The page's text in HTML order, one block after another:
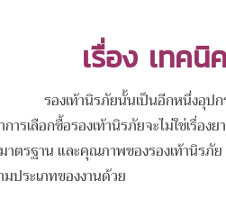
เรื่อง เทคนิ
รองเท้านิรภัยนั้นเป็นอีกหนึ่งอุปกร
ารเลือกซื้อรองเท้านิรภัยจะไม่ใช่เรื่
าตรฐาน และคุณภาพของรองเท้านิร
ประเภทของงานด้วย